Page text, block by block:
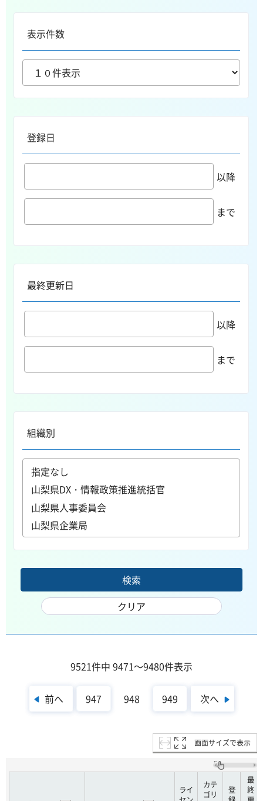
表示件数
登録日
以降
まで
最終更新日
以降
まで
組織別
9521件中 9471～9480件表示
前へ 947 948 949 次へ
画面サイズで表示
ライ
カテ
ゴリ
登
最
終